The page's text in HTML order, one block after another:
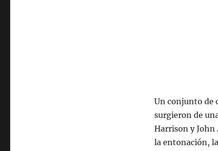
Un conjunto de
surgieron de
Harrison y John
la entonación,